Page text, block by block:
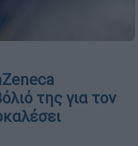
της για τον